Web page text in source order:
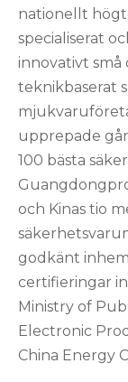
nationellt
specialiserat
innovativt
teknikbaserat
upprepade
100 bästa
och Kinas tio
godkänt
certifieringar
Ministry of
Electronic
China Energy